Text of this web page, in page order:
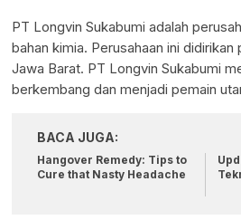
PT Longvin Sukabumi adalah
bahan kimia. Perusahaan ini
Jawa Barat. PT Longvin Sukabumi
berkembang dan menjadi pemain
BACA JUGA:
Hangover Remedy: Tips to
Cure that Nasty Headache